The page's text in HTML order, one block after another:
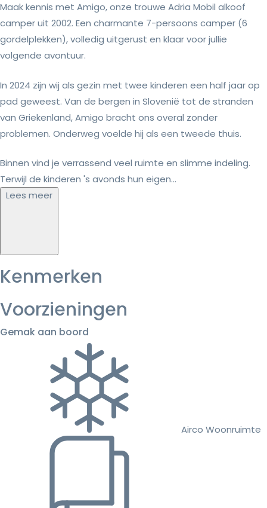
Maak kennis met Amigo, onze trouwe Adria Mobil alkoof
camper uit 2002. Een charmante 7-persoons camper (6
gordelplekken), volledig uitgerust en klaar voor jullie
volgende avontuur.
In 2024 zijn wij als gezin met twee kinderen een half jaar op
pad geweest. Van de bergen in Slovenië tot de stranden
van Griekenland, Amigo bracht ons overal zonder
problemen. Onderweg voelde hij als een tweede thuis.
Binnen vind je verrassend veel ruimte en slimme indeling.
Terwijl de kinderen 's avonds hun eigen...
Lees meer
Kenmerken
Voorzieningen
Gemak aan boord
Airco Woonruimte